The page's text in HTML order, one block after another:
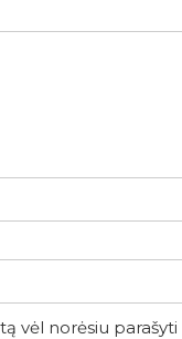
vėl norėsiu parašyti